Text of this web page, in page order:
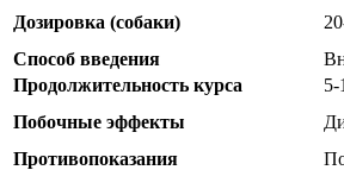
Дозировка (собаки)
Способ введения
Продолжительность курса
5-
Побочные эффекты
Противопоказания